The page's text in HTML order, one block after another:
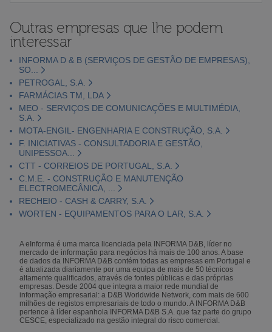
Outras empresas que lhe podem
interessar
INFORMA D & B (SERVIÇOS DE GESTÃO DE EMPRESAS),
SO...
PETROGAL, S.A.
FARMÁCIAS TM, LDA
MEO - SERVIÇOS DE COMUNICAÇÕES E MULTIMÉDIA,
S.A.
MOTA-ENGIL- ENGENHARIA E CONSTRUÇÃO, S.A.
F. INICIATIVAS - CONSULTADORIA E GESTÃO,
UNIPESSOA...
CTT - CORREIOS DE PORTUGAL, S.A.
C.M.E. - CONSTRUÇÃO E MANUTENÇÃO
ELECTROMECÂNICA, ...
RECHEIO - CASH & CARRY, S.A.
WORTEN - EQUIPAMENTOS PARA O LAR, S.A.
A eInforma é uma marca licenciada pela INFORMA D&B, líder no
mercado de informação para negócios há mais de 100 anos. A base
de dados da INFORMA D&B contém todas as empresas em Portugal e
é atualizada diariamente por uma equipa de mais de 50 técnicos
altamente qualificados, através de fontes públicas e das próprias
empresas. Desde 2004 que integra a maior rede mundial de
informação empresarial: a D&B Worldwide Network, com mais de 600
milhões de registos empresariais de todo o mundo. A INFORMA D&B
pertence à líder espanhola INFORMA D&B S.A. que faz parte do grupo
CESCE, especializado na gestão integral do risco comercial.